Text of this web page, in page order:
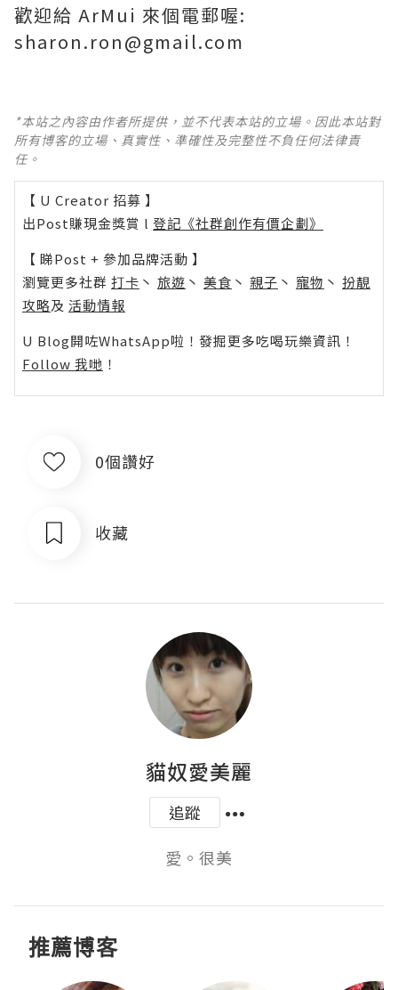
歡迎給 ArMui 來個電郵喔:
sharon.ron@gmail.com
*本站之內容由作者所提供，並不代表本站的立場。因此本站對
所有博客的立場、真實性、準確性及完整性不負任何法律責
任。
【 U Creator 招募 】
出Post賺現金獎賞 l 登記《社群創作有價企劃》
【 睇Post + 參加品牌活動 】
瀏覽更多社群 打卡 丶 旅遊 丶 美食 丶 親子 丶 寵物 丶 扮靚
攻略及 活動情報
U Blog開咗WhatsApp啦！發掘更多吃喝玩樂資訊！
Follow 我哋 ！
0個讚好
收藏
貓奴愛美麗
追蹤
愛。很美
推薦博客